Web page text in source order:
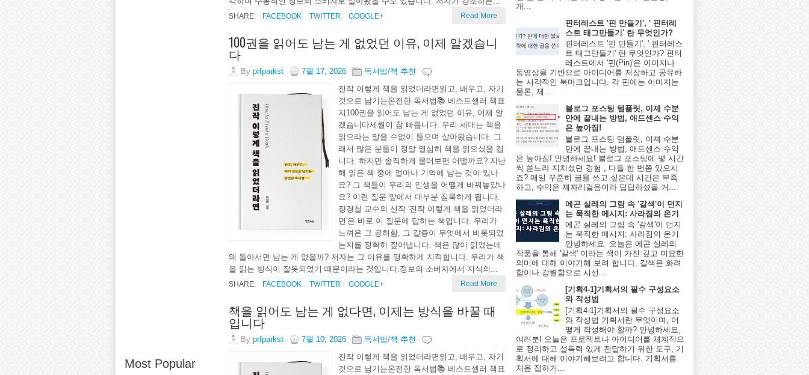
Most Popular
SHARE: FACEBOOK TWITTER GOOGLE+ Read More
100권을 읽어도 남는 게 없었던 이유, 이제 알겠습니
다
By prfparkst 7월 17, 2026
독서법/책 추천
진작 이렇게 책을 읽었더라면읽고, 배우고, 자기
것으로 남기는온전한 독서법📚 베스트셀러 책표
지100권을 읽어도 남는 게 없었던 이유, 이제 알
겠습니다세월이 참 빠릅니다. 우리 세대는 책을
읽으라는 말을 수없이 들으며 살아왔습니다. 그
래서 많은 분들이 정말 열심히 책을 읽으셨을 겁
니다. 하지만 솔직하게 물어보면 어떨까요? 지난
해 읽은 책 중에 얼마나 기억에 남는 것이 있나
요? 그 책들이 우리의 인생을 어떻게 바꿔놓았나
요? 이런 질문 앞에서 대부분 침묵하게 됩니다.
장경철 교수의 신작 '진작 이렇게 책을 읽었더라
면'은 바로 이 질문에 답하는 책입니다. 우리가
느껴온 그 공허함, 그 갈증이 무엇에서 비롯되었
는지를 정확히 짚어냅니다. 책은 많이 읽었는데
왜 돌아서면 남는 게 없을까? 저자는 그 이유를 명확하게 지적합니다. 우리가 책
을 읽는 방식이 잘못되었기 때문이라는 것입니다.정보의 소비자에서 지식의...
SHARE: FACEBOOK TWITTER GOOGLE+ Read More
책을 읽어도 남는 게 없다면, 이제는 방식을 바꿀 때
입니다
By prfparkst 7월 10, 2026
독서법/책 추천
진작 이렇게 책을 읽었더라면읽고, 배우고, 자기
것으로 남기는온전한 독서법📚 베스트셀러 책표
개...
핀터레스트 '핀 만들기', ' 핀터레
스트 태그만들기' 란 무엇인가?
핀터레스트 '핀 만들기', ' 핀터레스
트 태그만들기' 란 무엇인가? 핀터
레스트에서 '핀(Pin)'은 이미지나
동영상을 기반으로 아이디어를 저장하고 공유하
는 시각적인 북마크입니다. 각 핀에는 이미지는
물론, 제...
블로그 포스팅 템플릿, 이제 수분
만에 끝내는 방법, 애드센스 수익
은 높아짐!
블로그 포스팅 템플릿, 이제 수분
만에 끝내는 방법, 애드센스 수익
은 높아짐! 안녕하세요! 블로그 포스팅에 몇 시간
씩 쏟느라 지치셨던 경험 , 다들 한 번쯤 있으시
죠? 매일 꾸준히 글을 쓰고 싶은데 시간은 부족
하고, 수익은 제자리걸음이라 답답하셨을 거...
에곤 실레의 그림 속 '갈색'이 던지
는 묵직한 메시지: 사라짐의 온기
에곤 실레의 그림 속 '갈색'이 던지
는 묵직한 메시지: 사라짐의 온기
안녕하세요. 오늘은 에곤 실레의
작품을 통해 '갈색' 이라는 색이 가진 깊고 미묘한
의미에 대해 이야기해 보려 합니다. 갈색은 화려
함이나 강렬함으로 시선...
[기획4-1]기획서의 필수 구성요소
와 작성법
[기획4-1]기획서의 필수 구성요소
와 작성법 기획서란 무엇이며, 어
떻게 작성해야 할까? 안녕하세요,
여러분! 오늘은 프로젝트나 아이디어를 체계적으
로 정리하고 설득력 있게 전달하기 위한 도구, 기
획서에 대해 이야기해보려고 합니다. 기획서를
처음 접하거...